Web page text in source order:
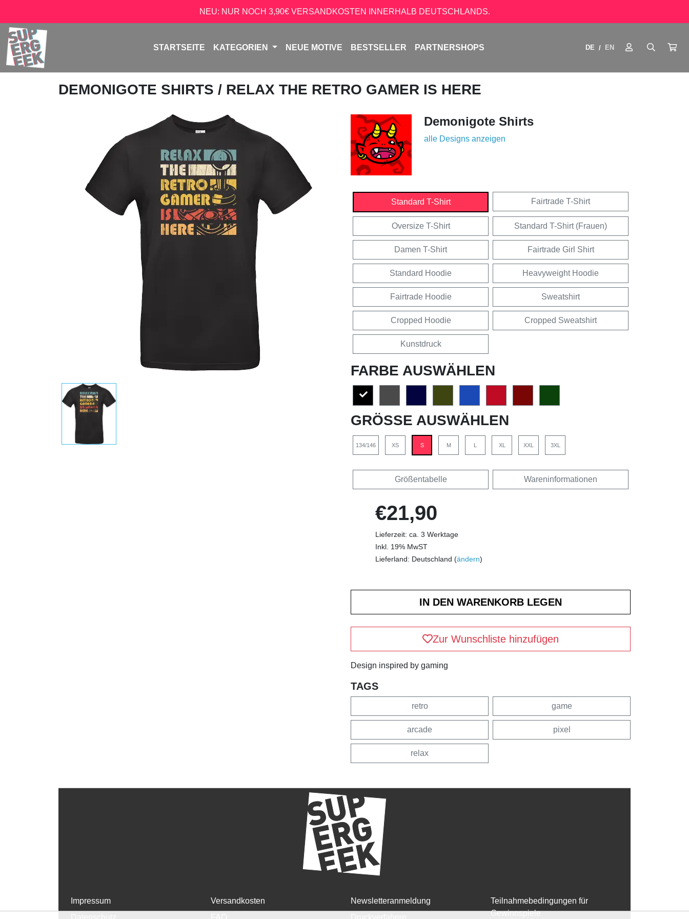
NEU: NUR NOCH 3,90€ VERSANDKOSTEN INNERHALB DEUTSCHLANDS.
STARTSEITE KATEGORIEN NEUE MOTIVE BESTSELLER PARTNERSHOPS DE / EN
DEMONIGOTE SHIRTS / RELAX THE RETRO GAMER IS HERE
Demonigote Shirts
alle Designs anzeigen
Standard T-Shirt Fairtrade T-Shirt
Oversize T-Shirt Standard T-Shirt (Frauen)
Damen T-Shirt Fairtrade Girl Shirt
Standard Hoodie Heavyweight Hoodie
Fairtrade Hoodie Sweatshirt
Cropped Hoodie Cropped Sweatshirt
Kunstdruck
FARBE AUSWÄHLEN
GRÖSSE AUSWÄHLEN
134/146 XS S M L XL XXL 3XL
Größentabelle Wareninformationen
€21,90
Lieferzeit: ca. 3 Werktage
Inkl. 19% MwST
Lieferland: Deutschland (ändern)
Zur Wunschliste hinzufügen
Design inspired by gaming
TAGS
retro game
arcade pixel
relax
Impressum
Versandkosten
Newsletteranmeldung
Teilnahmebedingungen für
Gewinnspiele